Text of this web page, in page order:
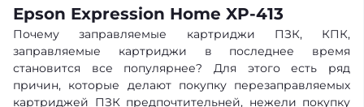
Epson Expression Home XP-413
Почему заправляемые картриджи ПЗК, КПК,
заправляемые картриджи в последнее время
становится все популярнее? Для этого есть ряд
причин, которые делают покупку перезаправляемых
картриджей ПЗК предпочтительней, нежели покупку